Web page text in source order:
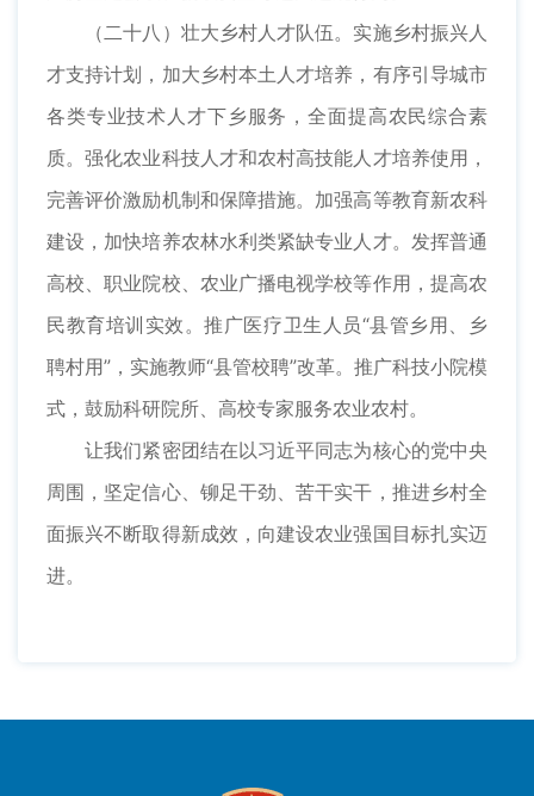
（二十八）壮大乡村人才队伍。实施乡村振兴人
才支持计划，加大乡村本土人才培养，有序引导城市
各类专业技术人才下乡服务，全面提高农民综合素
质。强化农业科技人才和农村高技能人才培养使用，
完善评价激励机制和保障措施。加强高等教育新农科
建设，加快培养农林水利类紧缺专业人才。发挥普通
高校、职业院校、农业广播电视学校等作用，提高农
民教育培训实效。推广医疗卫生人员“县管乡用、乡
聘村用”，实施教师“县管校聘”改革。推广科技小院模
式，鼓励科研院所、高校专家服务农业农村。
让我们紧密团结在以习近平同志为核心的党中央
周围，坚定信心、铆足干劲、苦干实干，推进乡村全
面振兴不断取得新成效，向建设农业强国目标扎实迈
进。